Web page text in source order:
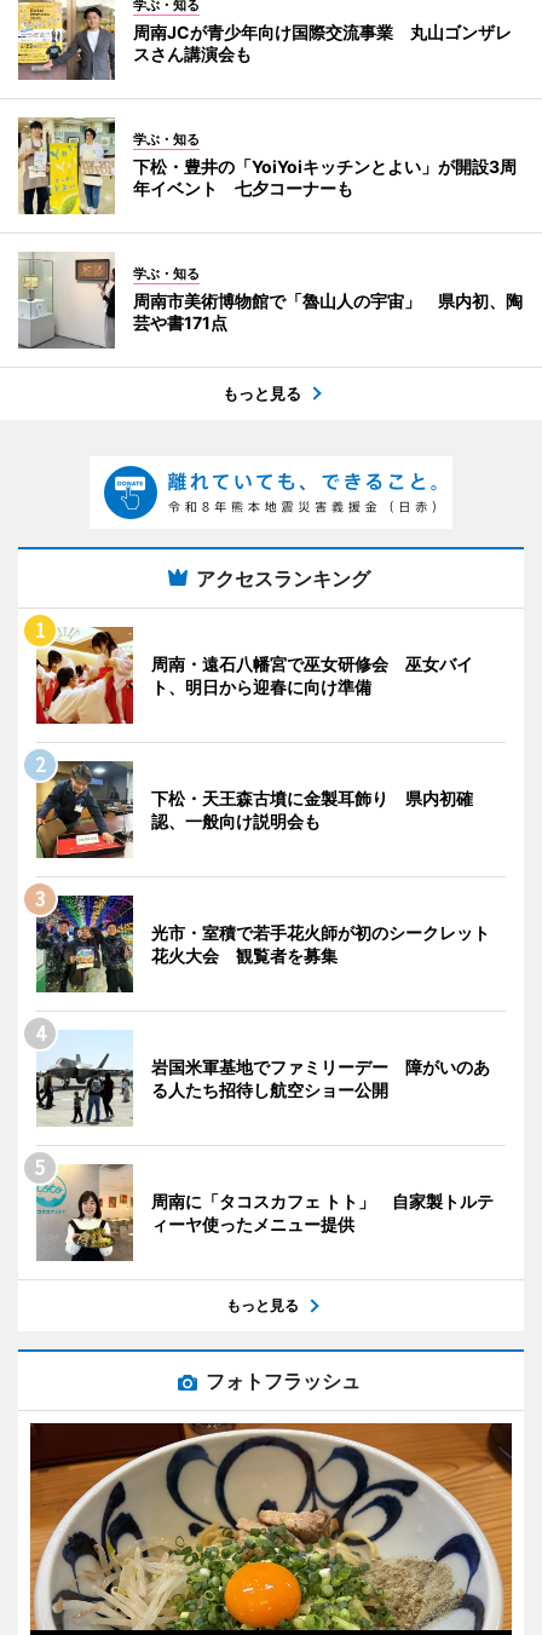
学ぶ・知る
周南JCが青少年向け国際交流事業 丸山ゴンザレ
スさん講演会も
学ぶ・知る
下松・豊井の「YoiYoiキッチンとよい」が開設3周
年イベント 七夕コーナーも
学ぶ・知る
周南市美術博物館で「魯山人の宇宙」 県内初、陶
芸や書171点
もっと見る
アクセスランキング
周南・遠石八幡宮で巫女研修会 巫女バイ
ト、明日から迎春に向け準備
下松・天王森古墳に金製耳飾り 県内初確
認、一般向け説明会も
光市・室積で若手花火師が初のシークレット
花火大会 観覧者を募集
岩国米軍基地でファミリーデー 障がいのあ
る人たち招待し航空ショー公開
周南に「タコスカフェ トト」 自家製トルテ
ィーヤ使ったメニュー提供
もっと見る
フォトフラッシュ